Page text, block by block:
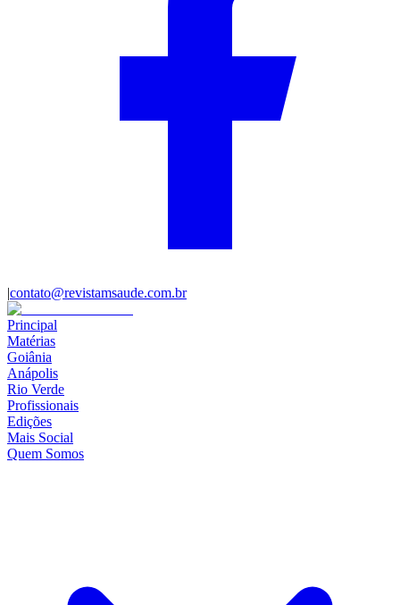
|contato@revistamsaude.com.br
Principal
Matérias
Goiânia
Anápolis
Rio Verde
Profissionais
Edições
Mais Social
Quem Somos